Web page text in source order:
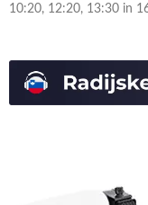
10:20, 12:20, 13:30 in